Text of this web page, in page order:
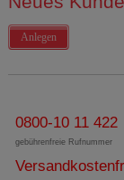
Anlegen
0800-10 11 422
gebührenfreie Rufnummer